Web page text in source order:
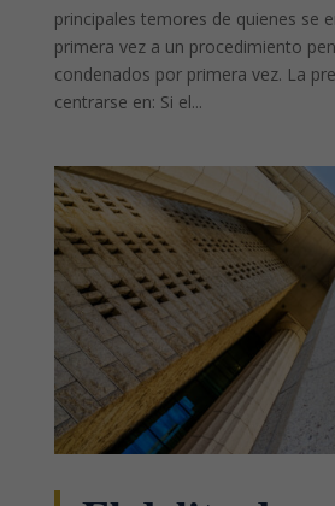
principales temores de quienes se
primera vez a un procedimiento
condenados por primera vez. La
centrarse en: Si el...